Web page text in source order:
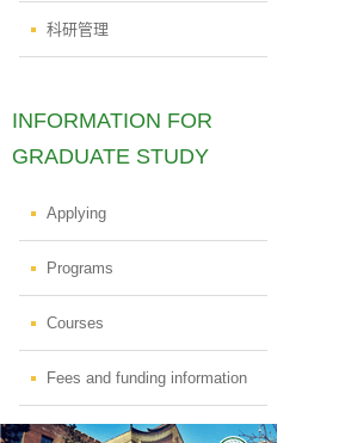
科研管理
INFORMATION FOR
GRADUATE STUDY
Applying
Programs
Courses
Fees and funding information